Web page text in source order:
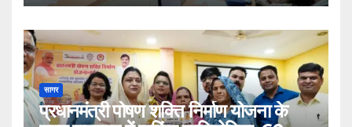
सागर
प्रधानमंत्री पोषण शक्ति निर्माण योजना के